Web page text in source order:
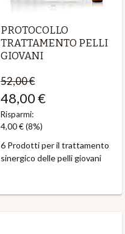
PROTOCOLLO
TRATTAMENTO PELLI
GIOVANI
52,00 €
48,00 €
Risparmi:
4,00 €(8%)
6 Prodotti per il trattamento
sinergico delle pelli giovani